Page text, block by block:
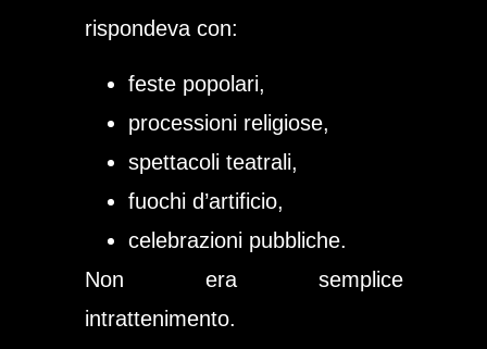
rispondeva con:
feste popolari,
processioni religiose,
spettacoli teatrali,
fuochi d’artificio,
celebrazioni pubbliche.
Non era semplice
intrattenimento.